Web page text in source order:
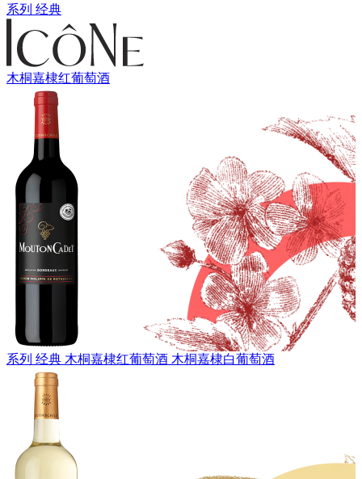
系列 经典
木桐嘉棣红葡萄酒
系列 经典 木桐嘉棣红葡萄酒 木桐嘉棣白葡萄酒